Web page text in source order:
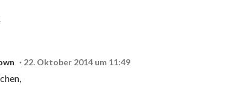
22. Oktober 2014 um 11:49